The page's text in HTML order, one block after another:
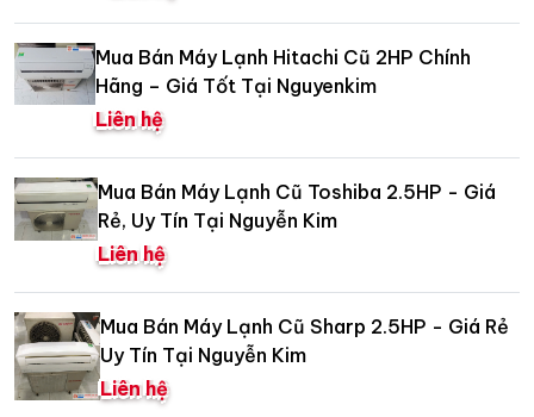
Mua Bán Máy Lạnh Hitachi Cũ 2HP Chính
Hãng – Giá Tốt Tại Nguyenkim
Liên hệ
Mua Bán Máy Lạnh Cũ Toshiba 2.5HP - Giá
Rẻ, Uy Tín Tại Nguyễn Kim
Liên hệ
Mua Bán Máy Lạnh Cũ Sharp 2.5HP - Giá Rẻ
Uy Tín Tại Nguyễn Kim
Liên hệ